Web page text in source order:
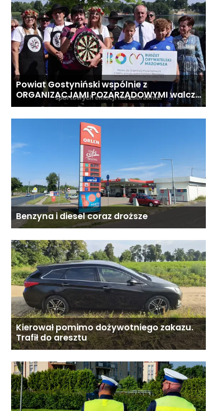
Powiat Gostyniński wspólnie z
ORGANIZACJAMI POZARZĄDOWYMI walczą
o środki z Budżetu Obywatelskiego
Benzyna i diesel coraz droższe
Kierował pomimo dożywotniego zakazu.
Trafił do aresztu